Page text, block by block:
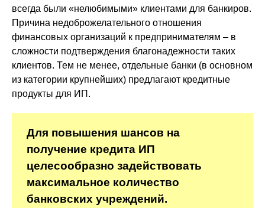
всегда были «нелюбимыми» клиентами для банкиров.
Причина недоброжелательного отношения
финансовых организаций к предпринимателям – в
сложности подтверждения благонадежности таких
клиентов. Тем не менее, отдельные банки (в основном
из категории крупнейших) предлагают кредитные
продукты для ИП.
Для повышения шансов на
получение кредита ИП
целесообразно задействовать
максимальное количество
банковских учреждений.